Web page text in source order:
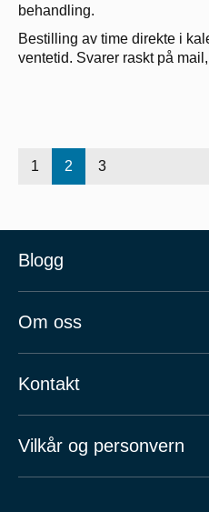
behandling.
Bestilling av time direkte i
ventetid. Svarer raskt på
1 2 3
Blogg
Om oss
Kontakt
Vilkår og personvern